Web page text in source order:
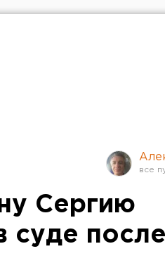
Сергию
суде